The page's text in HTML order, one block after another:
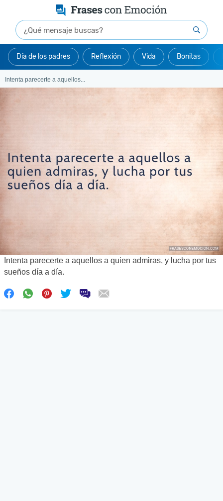
Día de los padres Reflexión Vida Bonitas
Intenta parecerte a aquellos...
Intenta parecerte a aquellos a quien admiras, y lucha por tus
sueños día a día.